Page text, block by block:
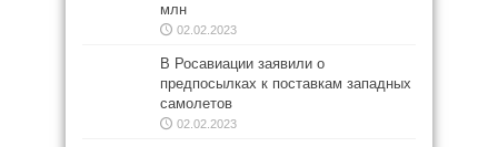
млн
02.02.2023
В Росавиации заявили о
предпосылках к поставкам западных
самолетов
02.02.2023